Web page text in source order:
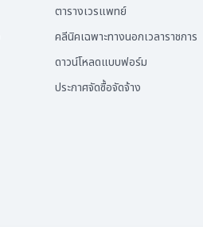
ตารางเวรแพทย์
คลีนิคเฉพาะทางนอกเวลาราชการ
ดาวน์โหลดแบบฟอร์ม
ประกาศจัดซื้อจัดจ้าง